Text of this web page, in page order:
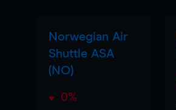
Norwegian Air
Shuttle ASA
(NO)
0%